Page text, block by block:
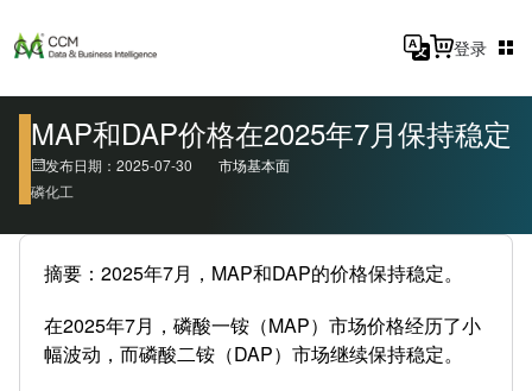
登录
MAP和DAP价格在2025年7月保持稳定
发布日期：2025-07-30
市场基本面
磷化工
摘要：2025年7月，MAP和DAP的价格保持稳定。
在2025年7月，磷酸一铵（MAP）市场价格经历了小
幅波动，而磷酸二铵（DAP）市场继续保持稳定。